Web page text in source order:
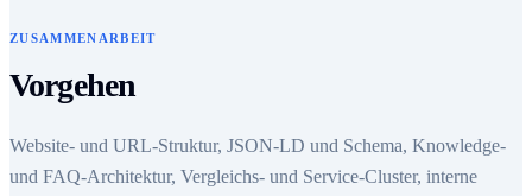
ZUSAMMENARBEIT
Vorgehen
Website- und URL-Struktur, JSON-LD und Schema, Knowledge-
und FAQ-Architektur, Vergleichs- und Service-Cluster, interne